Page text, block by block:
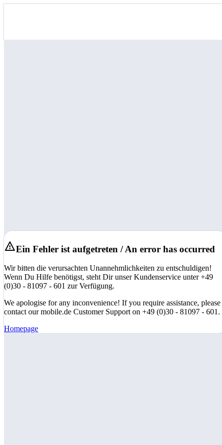
Ein Fehler ist aufgetreten / An error has occurred
Wir bitten die verursachten Unannehmlichkeiten zu entschuldigen!
Wenn Du Hilfe benötigst, steht Dir unser Kundenservice unter +49
(0)30 - 81097 - 601 zur Verfügung.
We apologise for any inconvenience! If you require assistance, please
contact our mobile.de Customer Support on +49 (0)30 - 81097 - 601.
Homepage